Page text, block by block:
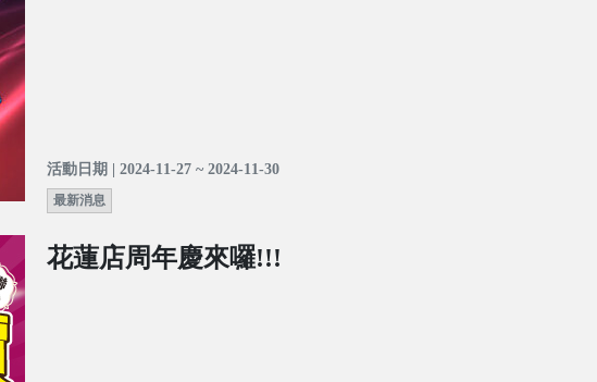
活動日期 | 2024-11-27 ~ 2024-11-30
最新消息
花蓮店周年慶來囉!!!